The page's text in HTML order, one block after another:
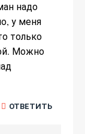
надо
у меня
только
Можно
ОТВЕТИТЬ